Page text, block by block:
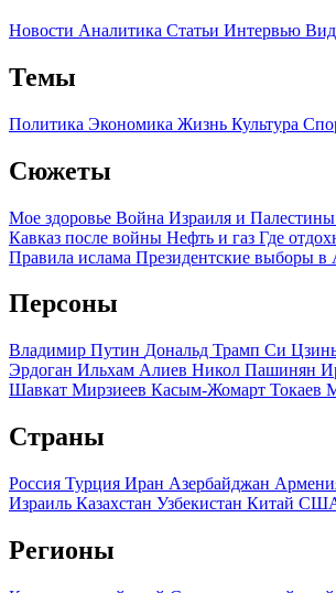
Новости Аналитика Статьи Интервью
Темы
Политика Экономика Жизнь Культура
Сюжеты
Мое здоровье Война Израиля и
Кавказ после войны Нефть и газ Где
Правила ислама Президентские выборы в
Персоны
Владимир Путин Дональд Трамп Си
Эрдоган Ильхам Алиев Никол Пашинян
Шавкат Мирзиеев Касым-Жомарт Токаев
Страны
Россия Турция Иран Азербайджан
Израиль Казахстан Узбекистан Китай
Регионы